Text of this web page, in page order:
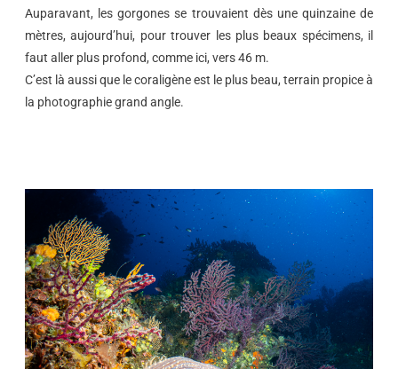
Auparavant, les gorgones se trouvaient dès une quinzaine de
mètres, aujourd’hui, pour trouver les plus beaux spécimens, il
faut aller plus profond, comme ici, vers 46 m.
C’est là aussi que le coraligène est le plus beau, terrain propice à
la photographie grand angle.